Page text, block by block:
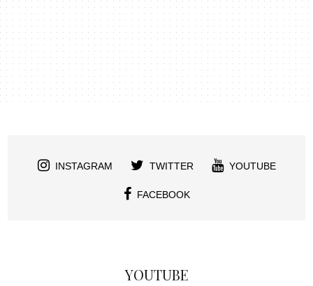
INSTAGRAM TWITTER YOUTUBE
FACEBOOK
YOUTUBE